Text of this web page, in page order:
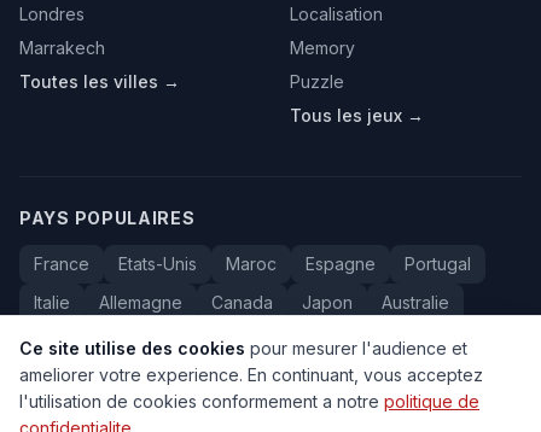
Londres
Marrakech
Toutes les villes →
Localisation
Memory
Puzzle
Tous les jeux →
PAYS POPULAIRES
France Etats-Unis Maroc Espagne
Portugal
Italie
Allemagne Canada Japon
Australie
Bresil
Algerie Tunisie Belgique Drapeaux
Ce site utilise des cookies pour mesurer l'audience et
ameliorer votre experience. En continuant, vous acceptez
l'utilisation de cookies conformement a notre politique de
confidentialite